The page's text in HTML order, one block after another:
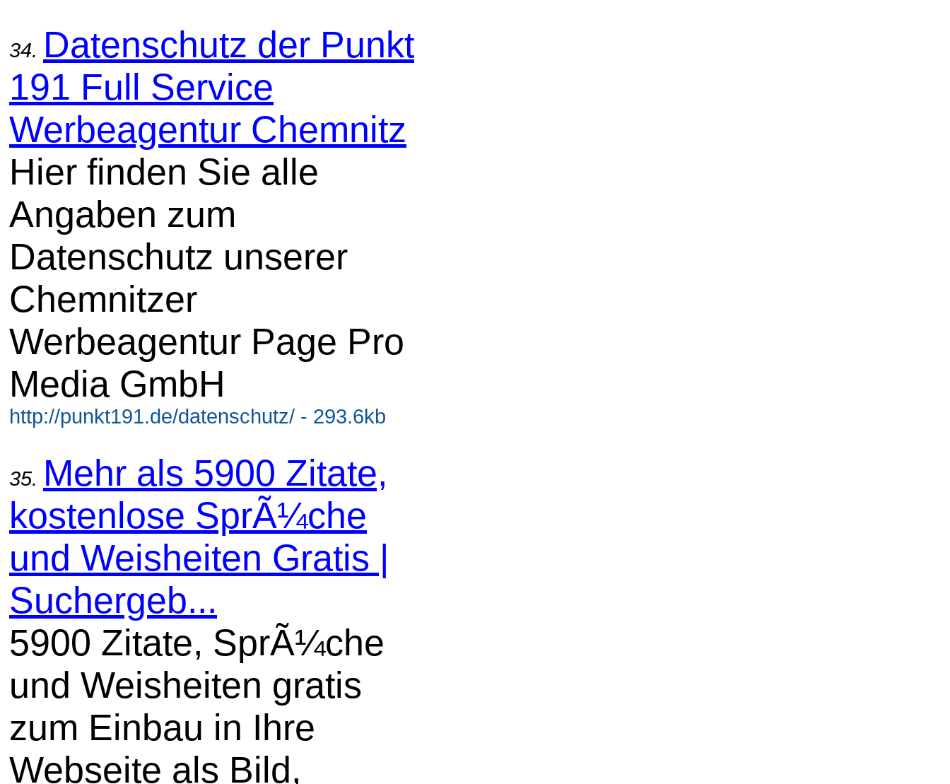
34. Datenschutz der Punkt
191 Full Service
Werbeagentur Chemnitz
Hier finden Sie alle
Angaben zum
Datenschutz unserer
Chemnitzer
Werbeagentur Page Pro
Media GmbH
http://punkt191.de/datenschutz/ - 293.6kb
35. Mehr als 5900 Zitate,
kostenlose SprÃ¼che
und Weisheiten Gratis |
Suchergeb...
5900 Zitate, SprÃ¼che
und Weisheiten gratis
zum Einbau in Ihre
Webseite als Bild,